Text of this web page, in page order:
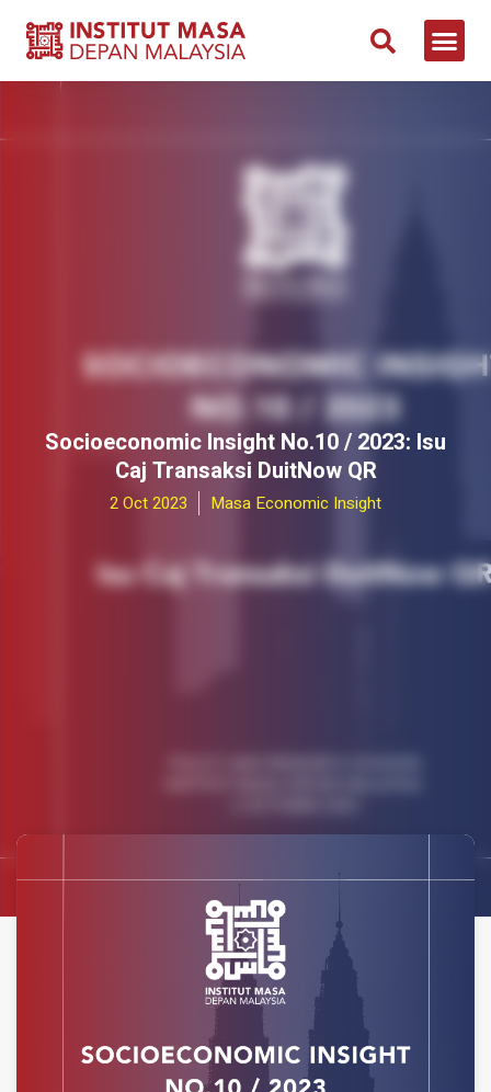
Socioeconomic Insight No.10 / 2023: Isu
Caj Transaksi DuitNow QR
2 Oct 2023 Masa Economic Insight